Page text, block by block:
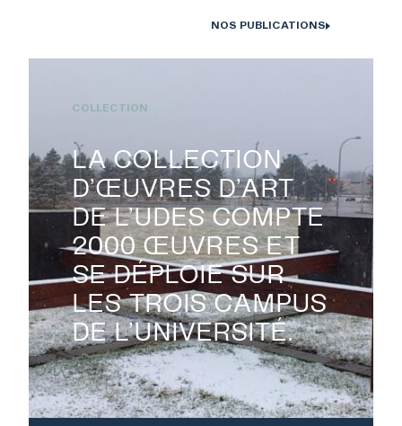
Monographies Solstice de Bertrand Carrière et Isabelle Hayeur.
NOS PUBLICATIONS
LA COLLECTION
D’ŒUVRES D’ART
DE L’UDES COMPTE
2000 ŒUVRES ET
SE DÉPLOIE SUR
LES TROIS CAMPUS
DE L’UNIVERSITÉ.
COLLECTION